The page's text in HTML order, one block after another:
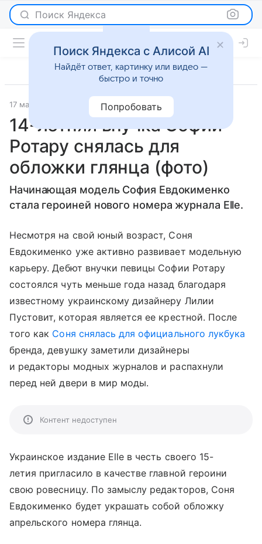
Поиск Яндекса
17 марта 2016 Светская жизнь
14-летняя внучка Софии
Ротару снялась для
обложки глянца (фото)
Начинающая модель София Евдокименко
стала героиней нового номера журнала Elle.
Несмотря на свой юный возраст, Соня
Евдокименко уже активно развивает модельную
карьеру. Дебют внучки певицы Софии Ротару
состоялся чуть меньше года назад благодаря
известному украинскому дизайнеру Лилии
Пустовит, которая является ее крестной. После
того как Соня снялась для официального лукбука
бренда, девушку заметили дизайнеры
и редакторы модных журналов и распахнули
перед ней двери в мир моды.
Контент недоступен
Украинское издание Elle в честь своего 15-
летия пригласило в качестве главной героини
свою ровесницу. По замыслу редакторов, Соня
Евдокименко будет украшать собой обложку
апрельского номера глянца.
Поиск Яндекса с Алисой AI
Найдёт ответ, картинку или видео —
быстро и точно
Попробовать